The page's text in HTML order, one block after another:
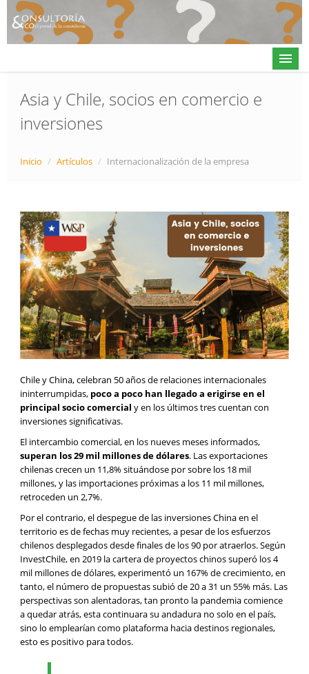
Actualidad
𝕏
Asia y Chile, socios en comercio e
inversiones
Inicio / Artículos / Internacionalización de la empresa
Chile y China, celebran 50 años de relaciones internacionales
ininterrumpidas, poco a poco han llegado a erigirse en el
principal socio comercial y en los últimos tres cuentan con
inversiones significativas.
El intercambio comercial, en los nueves meses informados,
superan los 29 mil millones de dólares. Las exportaciones
chilenas crecen un 11,8% situándose por sobre los 18 mil
millones, y las importaciones próximas a los 11 mil millones,
retroceden un 2,7%.
Por el contrario, el despegue de las inversiones China en el
territorio es de fechas muy recientes, a pesar de los esfuerzos
chilenos desplegados desde finales de los 90 por atraerlos. Según
InvestChile, en 2019 la cartera de proyectos chinos superó los 4
mil millones de dólares, experimentó un 167% de crecimiento, en
tanto, el número de propuestas subió de 20 a 31 un 55% más. Las
perspectivas son alentadoras, tan pronto la pandemia comience
a quedar atrás, esta continuara su andadura no solo en el país,
sino lo emplearían como plataforma hacia destinos regionales,
esto es positivo para todos.